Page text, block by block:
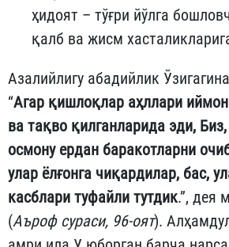
ҳидоят – тўғри йўлга
қалб ва жисм
Азалийлигу абадийлик
“Агар қишлоқлар аҳллари
ва тақво қилганларида эди,
осмону ердан баракотларни
улар ёлғонга чиқардилар, бас,
касблари туфайли тутдик.”, дея
(Аъроф сураси, 96-оят).